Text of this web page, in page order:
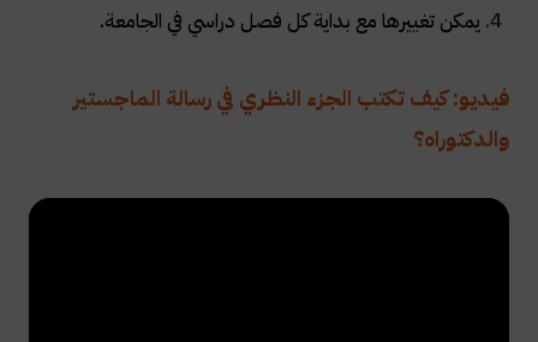
يمكن تغييرها مع بداية كل فصل دراسي في الجامعة.
فيديو: كيف تكتب الجزء النظري في رسالة الماجستير
والدكتوراه؟